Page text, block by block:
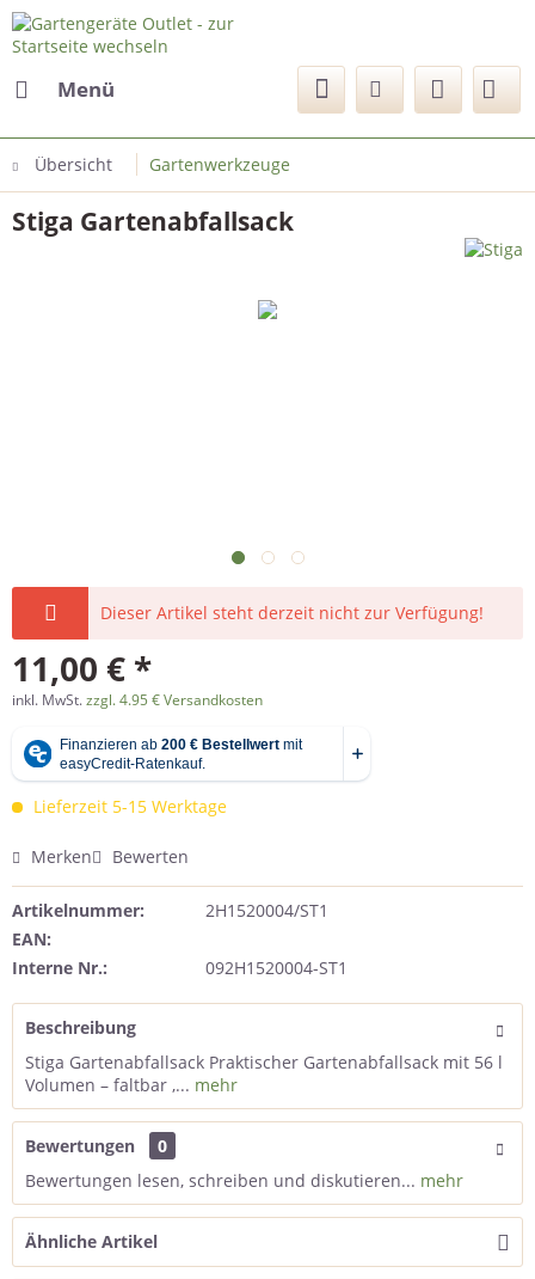
Menü
Übersicht Gartenwerkzeuge
Stiga Gartenabfallsack
Dieser Artikel steht derzeit nicht zur Verfügung!
11,00 € *
inkl. MwSt.zzgl. 4.95 € Versandkosten
Lieferzeit 5-15 Werktage
Merken Bewerten
Artikelnummer:
2H1520004/ST1
EAN:
Interne Nr.:
092H1520004-ST1
Beschreibung
Stiga Gartenabfallsack Praktischer Gartenabfallsack mit 56 l
Volumen – faltbar ,... mehr
Bewertungen
0
Bewertungen lesen, schreiben und diskutieren... mehr
Ähnliche Artikel